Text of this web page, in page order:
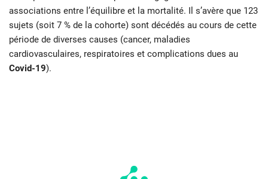
associations entre l’équilibre et la mortalité. Il s’avère que 123
sujets (soit 7 % de la cohorte) sont décédés au cours de cette
période de diverses causes (cancer, maladies
cardiovasculaires, respiratoires et complications dues au
Covid-19).